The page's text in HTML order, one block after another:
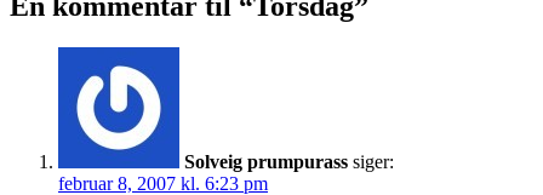
Solveig prumpurass siger:
februar 8, 2007 kl. 6:23 pm